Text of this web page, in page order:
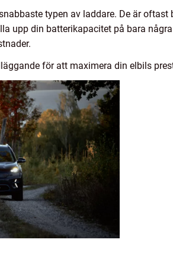
typen av laddare. De är
upp din batterikapacitet på bara
för att maximera din elbils